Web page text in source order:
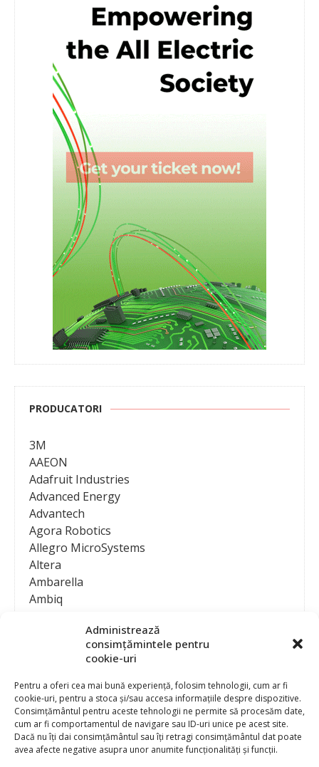
Administrează
consimțămintele pentru
cookie-uri
Pentru a oferi cea mai bună experiență, folosim tehnologii, cum ar fi
cookie-uri, pentru a stoca și/sau accesa informațiile despre dispozitive.
Consimțământul pentru aceste tehnologii ne permite să procesăm date,
cum ar fi comportamentul de navigare sau ID-uri unice pe acest site.
Dacă nu îți dai consimțământul sau îți retragi consimțământul dat poate
avea afecte negative asupra unor anumite funcționalități și funcții.
PRODUCATORI
3M
AAEON
Adafruit Industries
Advanced Energy
Advantech
Agora Robotics
Allegro MicroSystems
Altera
Ambarella
Ambiq
Analog Devices
Anritsu Corporation
Ansys
APS
Arduino
Arm
Asentics